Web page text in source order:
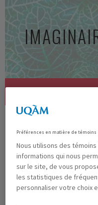
contenu
principal
3 PHOTO4
Previous
Publiémai 13, 2021 à1024
Préférences en matière de témoins
Nous utilisons des
informations qui nous
sur le site, de vous
les statistiques de
personnaliser votre choix